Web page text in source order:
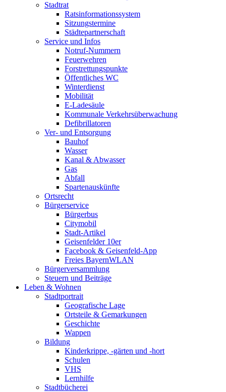
Stadtrat
Ratsinformationssystem
Sitzungstermine
Städtepartnerschaft
Service und Infos
Notruf-Nummern
Feuerwehren
Forstrettungspunkte
Öffentliches WC
Winterdienst
Mobilität
E-Ladesäule
Kommunale Verkehrsüberwachung
Defibrillatoren
Ver- und Entsorgung
Bauhof
Wasser
Kanal & Abwasser
Gas
Abfall
Spartenauskünfte
Ortsrecht
Bürgerservice
Bürgerbus
Citymobil
Stadt-Artikel
Geisenfelder 10er
Facebook & Geisenfeld-App
Freies BayernWLAN
Bürgerversammlung
Steuern und Beiträge
Leben & Wohnen
Stadtportrait
Geografische Lage
Ortsteile & Gemarkungen
Geschichte
Wappen
Bildung
Kinderkrippe, -gärten und -hort
Schulen
VHS
Lernhilfe
Stadtbücherei